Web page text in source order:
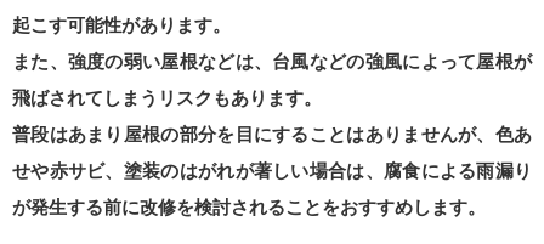
起こす可能性があります。
また、強度の弱い屋根などは、台風などの強風によって屋根が
飛ばされてしまうリスクもあります。
普段はあまり屋根の部分を目にすることはありませんが、色あ
せや赤サビ、塗装のはがれが著しい場合は、腐食による雨漏り
が発生する前に改修を検討されることをおすすめします。